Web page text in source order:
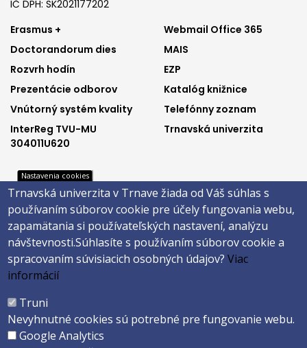
IČ DPH: SK2021177202
Footer
menu
1
Erasmus +
Doctorandorum dies
Rozvrh hodín
Prezentácie odborov
Vnútorný systém kvality
InterReg TVU-MU
304011U620
Footer
menu
2
Webmail Office 365
MAIS
EZP
Katalóg knižnice
Telefónny zoznam
Trnavská univerzita
Footer
menu
3
Katalóg knižnice
Telefónny zoznam
Trnavská univerzita
Footer
menu
4
E-shop
Facebook
Instagram
Youtube
Päta
Správca obsahu
Nastavenia cookies
Trnavská univerzita v Trnave žiada od Váš súhlas s
používaním súborov cookie pre účely fungovania webu,
zapamätania si používateľských nastavení, analýzu
návštevnosti.Súhlasíte s používaním súborov cookie a
spracovaním súvisiacich osobných údajov?Viac
informácií
Truni
Nevyhnutné cookies sú potrebné pre fungovanie webu.
Google Analytics